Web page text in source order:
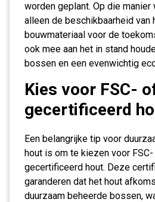
worden geplant. Op die manier
alleen de beschikbaarheid van
bouwmateriaal voor de
ook mee aan het in stand
bossen en een evenwichtig
Kies voor FSC-
gecertificeerd
Een belangrijke tip voor
hout is om te kiezen voor FSC-
gecertificeerd hout. Deze
garanderen dat het hout
duurzaam beheerde bossen,